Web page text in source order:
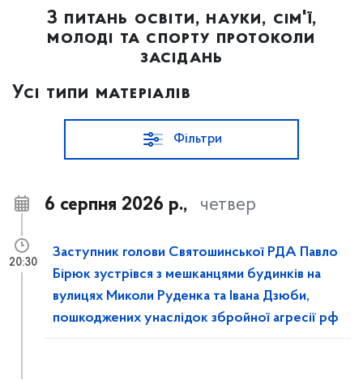
З питань освіти, науки, сім'ї,
молоді та спорту протоколи
засідань
Усі типи матеріалів
Фільтри
6 серпня 2026 р., четвер
Заступник голови Святошинської РДА Павло
Бірюк зустрівся з мешканцями будинків на
вулицях Миколи Руденка та Івана Дзюби,
пошкоджених унаслідок збройної агресії рф
20:30